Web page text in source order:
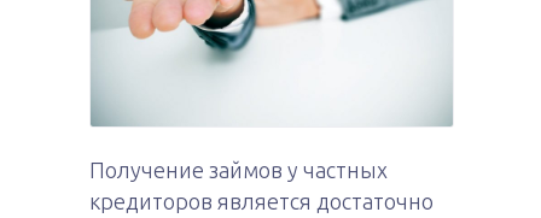
Получение займов у частных
кредиторов является достаточно